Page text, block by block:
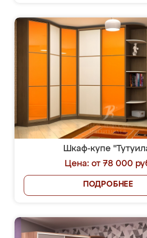
Шкаф-купе
Цена: от 78 000
ПОДРОБНЕЕ